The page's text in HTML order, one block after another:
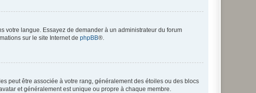
votre langue. Essayez de demander à un administrateur du forum
sur le site Internet de phpBB®.
peut être associée à votre rang, généralement des étoiles ou des blocs
et généralement est unique ou propre à chaque membre.